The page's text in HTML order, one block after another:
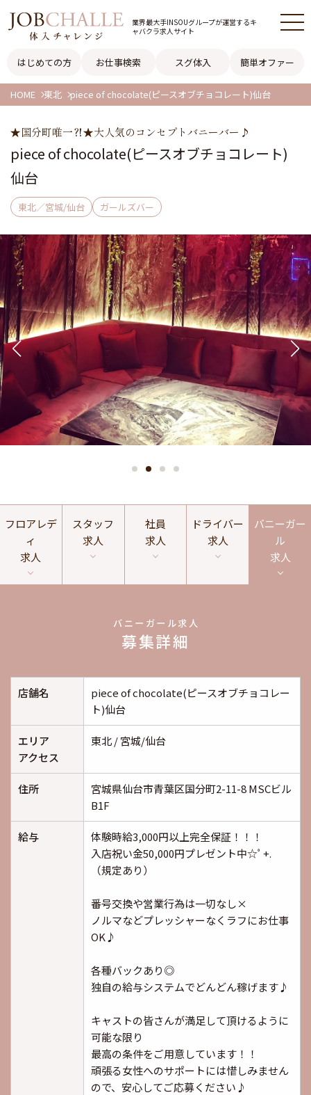
業界最大手INSOUグループが運営するキ
ャバクラ求人サイト
はじめての方 お仕事検索 スグ体入 簡単オファー
HOME 東北 piece of chocolate(ピースオブチョコレート)仙台
★国分町唯一⁈★大人気のコンセプトバニーバー♪
piece of chocolate(ピースオブチョコレート)
仙台
東北／宮城/仙台 ガールズバー
フロアレデ
ィ
求人
スタッフ
求人
社員
求人
ドライバー
求人
バニーガー
ル
求人
バニーガール求人
募集詳細
店舗名
piece of chocolate(ピースオブチョコレー
ト)仙台
エリア
アクセス
東北 / 宮城/仙台
住所
宮城県仙台市青葉区国分町2-11-8 MSCビル
B1F
給与
体験時給3,000円以上完全保証！！！
入店祝い金50,000円プレゼント中☆ﾟ+.
（規定あり）
番号交換や営業行為は一切なし×
ノルマなどプレッシャーなくラフにお仕事
OK♪
各種バックあり◎
独自の給与システムでどんどん稼げます♪
キャストの皆さんが満足して頂けるように
可能な限り
最高の条件をご用意しています！！
頑張る女性へのサポートには惜しみません
ので、安心してご応募ください♪